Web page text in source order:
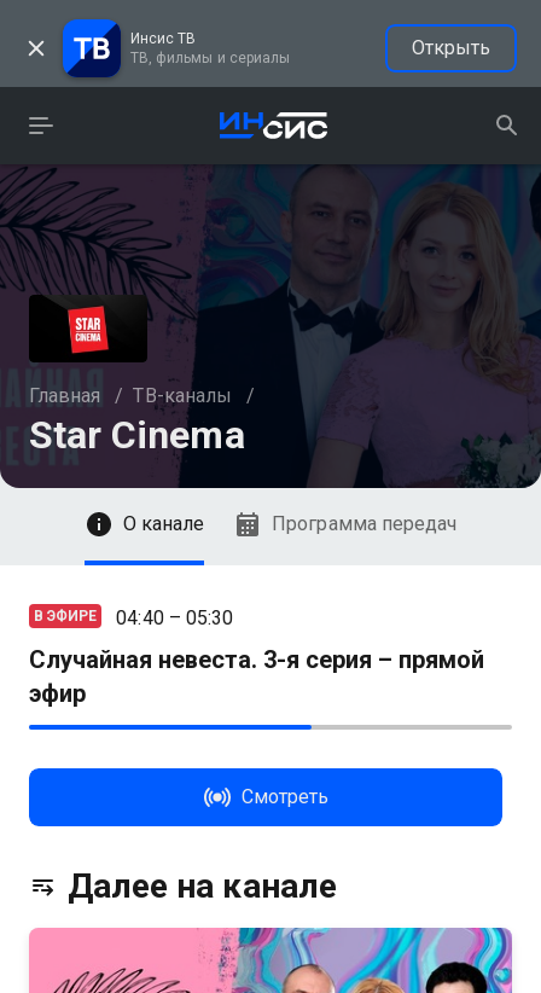
Инсис ТВ
ТВ, фильмы и сериалы
Открыть
Главная / ТВ-каналы /
Star Cinema Смотреть
О канале Программа передач
В ЭФИРЕ 04:40 – 05:30
Случайная невеста. 3-я серия – прямой
эфир
Смотреть
Далее на канале